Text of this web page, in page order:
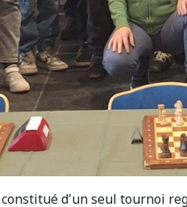
d'un seul tournoi